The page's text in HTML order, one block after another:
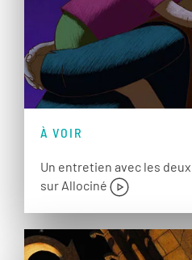
À VOIR
Un entretien avec les
sur Allociné